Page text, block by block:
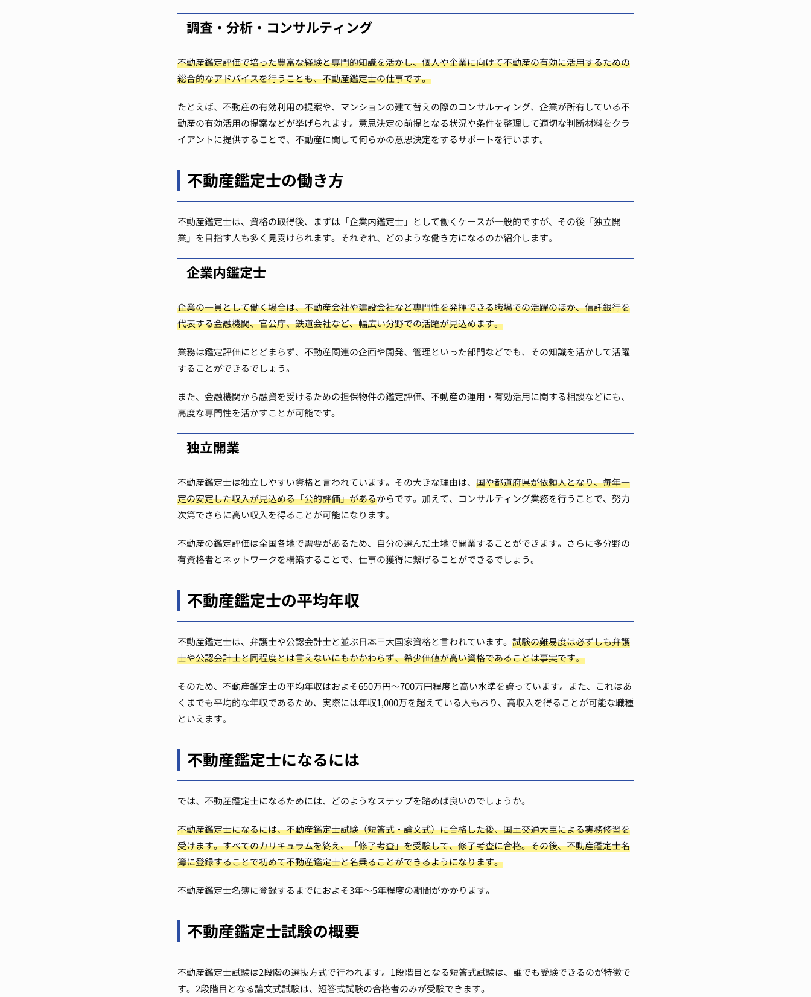
調査・分析・コンサルティング
不動産鑑定評価で培った豊富な経験と専門的知識を活かし、個人や企業に向けて不動産の有効に活用するための
総合的なアドバイスを行うことも、不動産鑑定士の仕事です。
たとえば、不動産の有効利用の提案や、マンションの建て替えの際のコンサルティング、企業が所有している不
動産の有効活用の提案などが挙げられます。意思決定の前提となる状況や条件を整理して適切な判断材料をクラ
イアントに提供することで、不動産に関して何らかの意思決定をするサポートを行います。
不動産鑑定士の働き方
不動産鑑定士は、資格の取得後、まずは「企業内鑑定士」として働くケースが一般的ですが、その後「独立開
業」を目指す人も多く見受けられます。それぞれ、どのような働き方になるのか紹介します。
企業内鑑定士
企業の一員として働く場合は、不動産会社や建設会社など専門性を発揮できる職場での活躍のほか、信託銀行を
代表する金融機関、官公庁、鉄道会社など、幅広い分野での活躍が見込めます。
業務は鑑定評価にとどまらず、不動産関連の企画や開発、管理といった部門などでも、その知識を活かして活躍
することができるでしょう。
また、金融機関から融資を受けるための担保物件の鑑定評価、不動産の運用・有効活用に関する相談などにも、
高度な専門性を活かすことが可能です。
独立開業
不動産鑑定士は独立しやすい資格と言われています。その大きな理由は、 国や都道府県が依頼人となり、毎年一
定の安定した収入が見込める「公的評価」があるからです。加えて、コンサルティング業務を行うことで、努力
次第でさらに高い収入を得ることが可能になります。
不動産の鑑定評価は全国各地で需要があるため、自分の選んだ土地で開業することができます。さらに多分野の
有資格者とネットワークを構築することで、仕事の獲得に繋げることができるでしょう。
不動産鑑定士の平均年収
不動産鑑定士は、弁護士や公認会計士と並ぶ日本三大国家資格と言われています。 試験の難易度は必ずしも弁護
士や公認会計士と同程度とは言えないにもかかわらず、希少価値が高い資格であることは事実です。
そのため、不動産鑑定士の平均年収はおよそ650万円〜700万円程度と高い水準を誇っています。また、これはあ
くまでも平均的な年収であるため、実際には年収1,000万を超えている人もおり、高収入を得ることが可能な職種
といえます。
不動産鑑定士になるには
では、不動産鑑定士になるためには、どのようなステップを踏めば良いのでしょうか。
不動産鑑定士になるには、不動産鑑定士試験（短答式・論文式）に合格した後、国土交通大臣による実務修習を
受けます。すべてのカリキュラムを終え、「修了考査」を受験して、修了考査に合格。その後、不動産鑑定士名
簿に登録することで初めて不動産鑑定士と名乗ることができるようになります。
不動産鑑定士名簿に登録するまでにおよそ3年〜5年程度の期間がかかります。
不動産鑑定士試験の概要
不動産鑑定士試験は2段階の選抜方式で行われます。1段階目となる短答式試験は、誰でも受験できるのが特徴で
す。2段階目となる論文式試験は、短答式試験の合格者のみが受験できます。